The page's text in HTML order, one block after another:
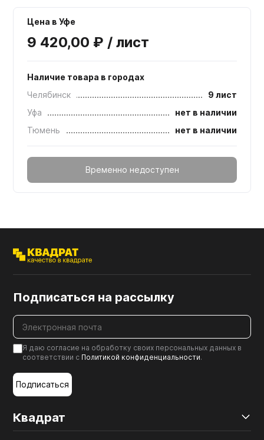
Цена в Уфе
9 420,00 ₽ / лист
Наличие товара в городах
Челябинск
9 лист
Уфа
нет в наличии
Тюмень
нет в наличии
Временно недоступен
Квадрат
Подписаться на рассылку
Я даю согласие на обработку своих персональных данных в
соответствии с Политикой конфиденциальности.
Подписаться